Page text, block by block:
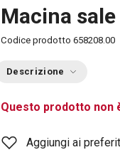
Macina sale
Codice prodotto 658208.00
Descrizione
Questo prodotto non
Aggiungi ai